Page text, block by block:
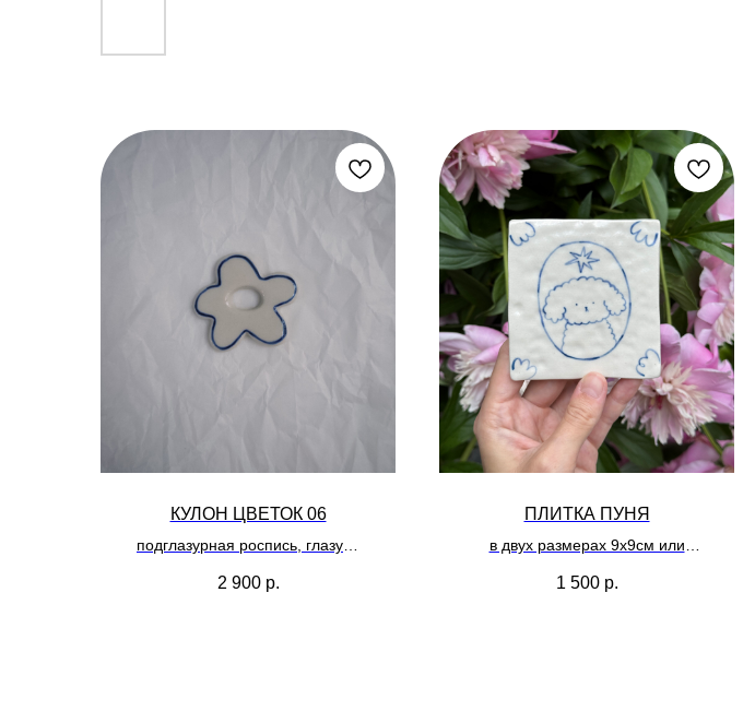
КУЛОН ЦВЕТОК 06
подглазурная роспись, глазурь
2 900 р.
ПЛИТКА ПУНЯ
в двух размерах 9х9см или
можно использовать как
1 500 р.